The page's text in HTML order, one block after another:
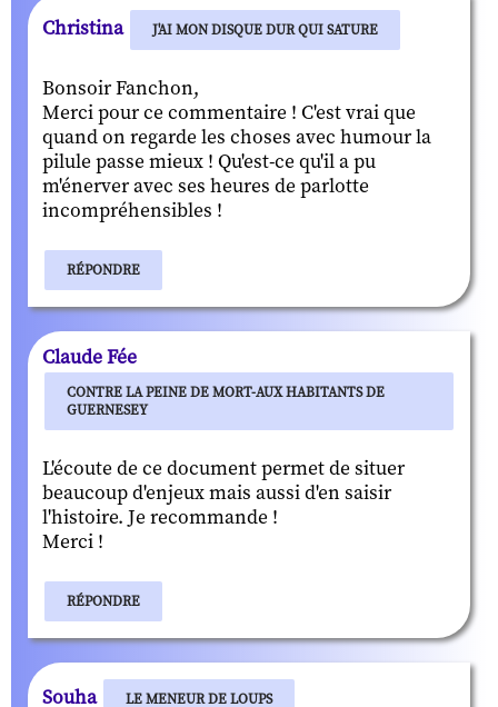
Christina J'AI MON DISQUE DUR QUI SATURE
Bonsoir Fanchon,
Merci pour ce commentaire ! C'est vrai que
quand on regarde les choses avec humour la
pilule passe mieux ! Qu'est-ce qu'il a pu
m'énerver avec ses heures de parlotte
incompréhensibles !
RÉPONDRE
Claude Fée
CONTRE LA PEINE DE MORT-AUX HABITANTS DE
GUERNESEY
L'écoute de ce document permet de situer
beaucoup d'enjeux mais aussi d'en saisir
l'histoire. Je recommande !
Merci !
RÉPONDRE
Souha LE MENEUR DE LOUPS